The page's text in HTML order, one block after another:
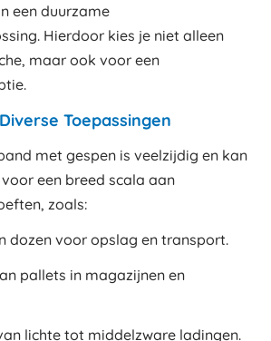
een duurzame
Hierdoor kies je niet alleen
maar ook voor een
Toepassingen
met gespen is veelzijdig en kan
een breed scala aan
zoals:
dozen voor opslag en transport.
pallets in magazijnen en
lichte tot middelzware ladingen.